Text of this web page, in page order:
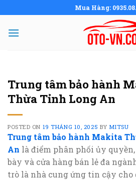
to
content
Mua Hàng:
Trung tâm bảo hành
Thừa Tỉnh Long An
POSTED ON 19 THÁNG 10, 2025 BY MITSU
Trung tâm bảo hành Makita
An là điểm phân phối ủy
bày và cửa hàng bán lẻ đa
trò là nhà cung ứng tin cậy cho